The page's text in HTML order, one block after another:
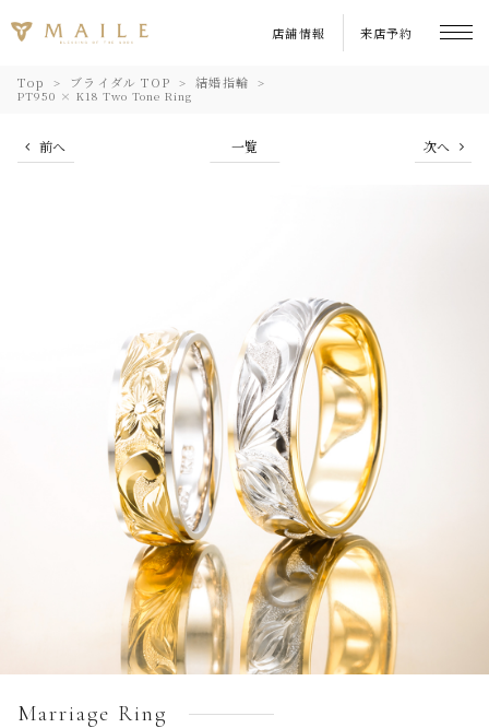
店舗情報 来店予約
Top ブライダル TOP 結婚指輪
PT950 × K18 Two Tone Ring
前へ 一覧 次へ
Marriage Ring